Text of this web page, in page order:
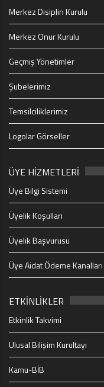
Merkez Disiplin Kurulu
Merkez Onur Kurulu
Geçmiş Yönetimler
Şubelerimiz
Temsilciliklerimiz
Logolar Görseller
ÜYE HİZMETLERİ
Üye Bilgi Sistemi
Üyelik Koşulları
Üyelik Başvurusu
Üye Aidat Ödeme Kanalları
ETKİNLİKLER
Etkinlik Takvimi
Ulusal Bilişim Kurultayı
Kamu-BİB